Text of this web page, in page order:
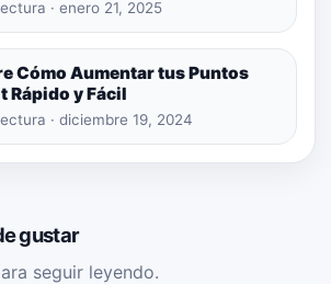
· enero 21, 2025
Cómo Aumentar tus Puntos
Rápido y Fácil
· diciembre 19, 2024
gustar
seguir leyendo.